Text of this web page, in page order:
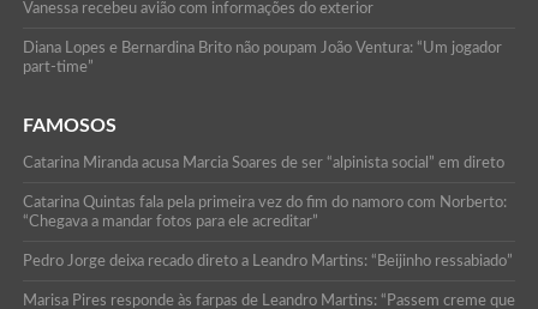
Vanessa recebeu avião com informações do exterior
Diana Lopes e Bernardina Brito não poupam João Ventura: “Um jogador
part-time”
FAMOSOS
Catarina Miranda acusa Marcia Soares de ser “alpinista social” em direto
Catarina Quintas fala pela primeira vez do fim do namoro com Norberto:
“Chegava a mandar fotos para ele acreditar”
Pedro Jorge deixa recado direto a Leandro Martins: “Beijinho ressabiado”
Marisa Pires responde às farpas de Leandro Martins: “Passem creme que